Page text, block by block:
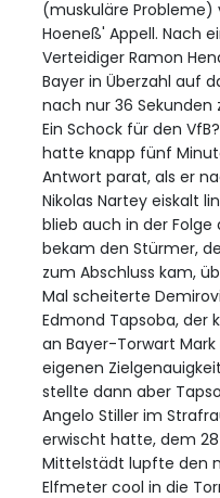
(muskuläre
Hoeneß' Appell. Nach
Verteidiger Ramon
Bayer in Überzahl auf
nach nur 36 Sekunden
Ein Schock für den
hatte knapp fünf
Antwort parat, als er
Nikolas Nartey eiskalt
blieb auch in der
bekam den Stürmer,
zum Abschluss kam,
Mal scheiterte
Edmond Tapsoba, der
an Bayer-Torwart
eigenen
stellte dann aber
Angelo Stiller im
erwischt hatte, dem
Mittelstädt lupfte den
Elfmeter cool in die